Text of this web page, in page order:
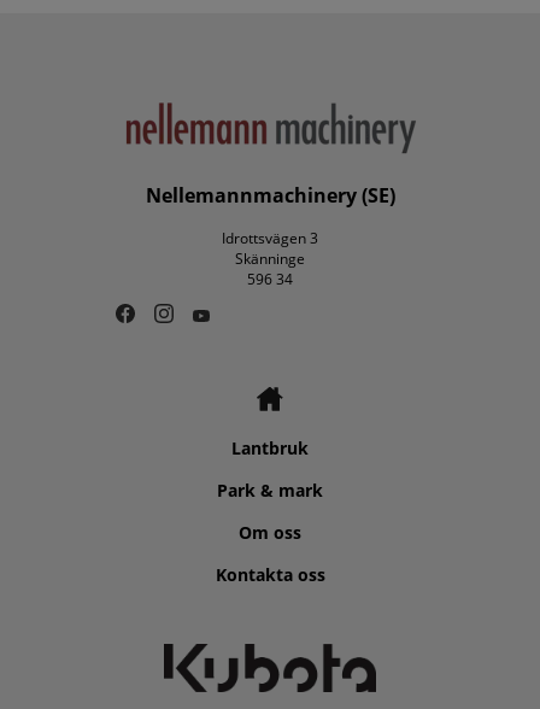
Nellemannmachinery (SE)
Idrottsvägen 3
Skänninge
596 34
Lantbruk
Park & mark
Om oss
Kontakta oss